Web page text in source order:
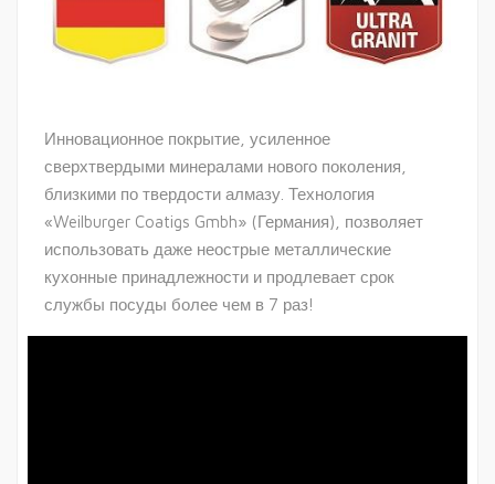
Инновационное покрытие, усиленное
сверхтвердыми минералами нового поколения,
близкими по твердости алмазу. Технология
«Weilburger Coatigs Gmbh» (Германия), позволяет
использовать даже неострые металлические
кухонные принадлежности и продлевает срок
службы посуды более чем в 7 раз!